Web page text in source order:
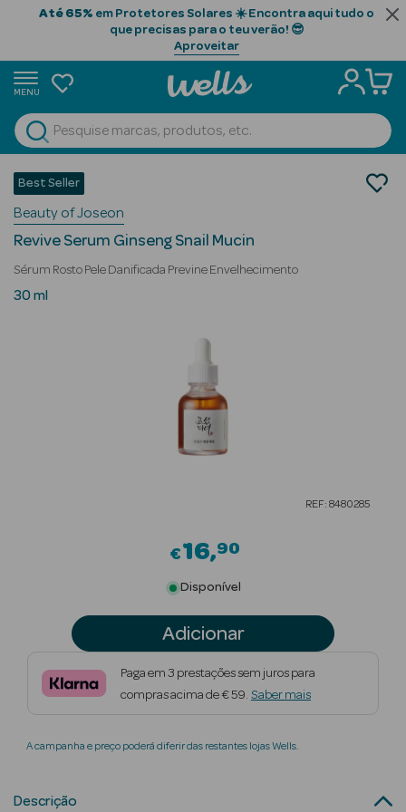
Até 65% em Protetores Solares ☀️ Encontra aqui tudo o
que precisas para o teu verão! 😎
Aproveitar
MENU
Ver Tudo
Beauty Season
Cabelo
Beauty Season
Beauty Season
Nutricosmética
Perfumes
Beauty Season
Cosmética Rosto e Corpo
Séruns Faciais
Best Seller
Beauty of Joseon
Revive Serum Ginseng Snail Mucin
Sérum Rosto Pele Danificada Previne Envelhecimento
30 ml
REF: 8480285
€16 90
Disponível
Adicionar
Paga em 3 prestações sem juros para
compras acima de € 59. Saber mais
A campanha e preço poderá diferir das restantes lojas Wells.
Descrição